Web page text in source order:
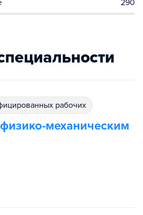
290
рабочих
механическим